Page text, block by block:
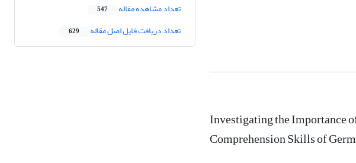
Investigating the Importance
Comprehension Skills of
تعداد مشاهده مقاله 547
تعداد دریافت فایل اصل مقاله 629